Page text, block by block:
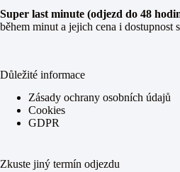
Super last minute (odjezd do 48
během minut a jejich cena i dostupnost
Důležité informace
Zásady ochrany osobních údajů
Cookies
GDPR
Zkuste jiný termín odjezdu